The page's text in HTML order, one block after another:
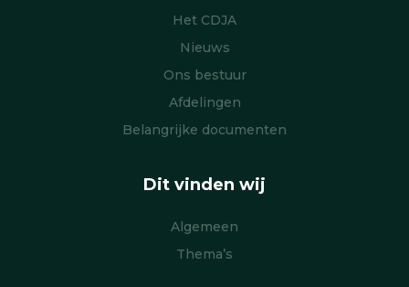
Het CDJA
Nieuws
Ons bestuur
Afdelingen
Belangrijke documenten
Dit vinden wij
Algemeen
Thema’s